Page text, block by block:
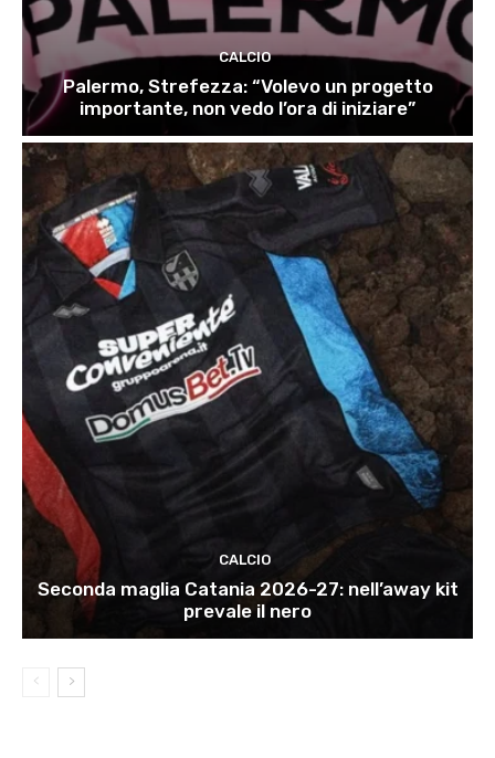
CALCIO
Palermo, Strefezza: “Volevo un progetto
importante, non vedo l’ora di iniziare”
CALCIO
Seconda maglia Catania 2026-27: nell’away kit
prevale il nero